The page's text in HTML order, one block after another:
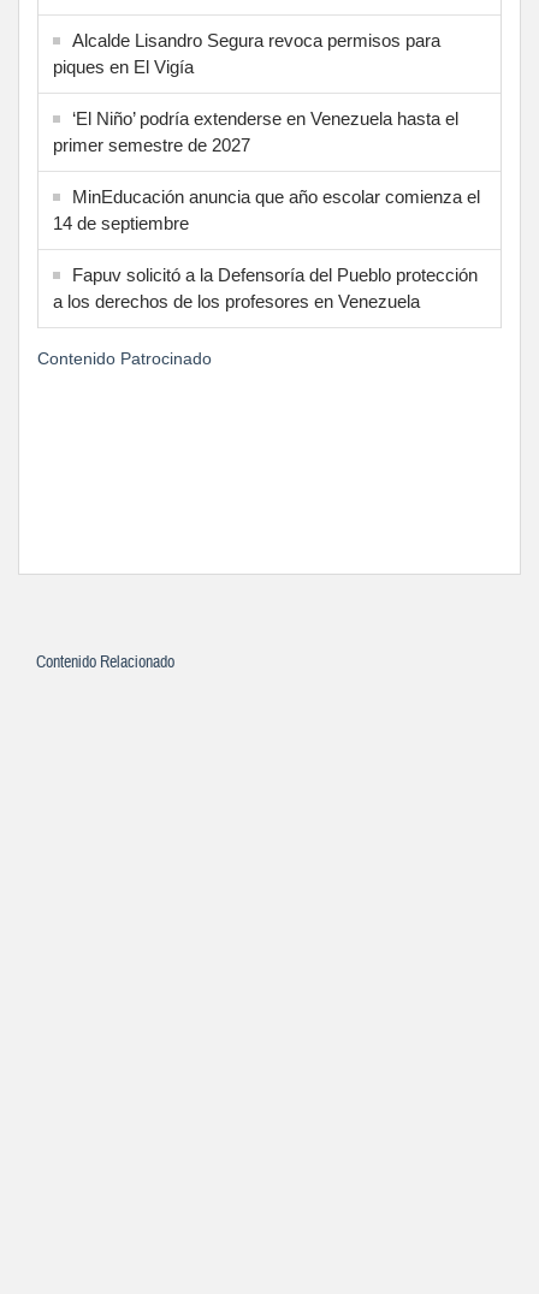
Alcalde Lisandro Segura revoca permisos para
piques en El Vigía
‘El Niño’ podría extenderse en Venezuela hasta el
primer semestre de 2027
MinEducación anuncia que año escolar comienza el
14 de septiembre
Fapuv solicitó a la Defensoría del Pueblo protección
a los derechos de los profesores en Venezuela
Contenido Patrocinado
Contenido Relacionado